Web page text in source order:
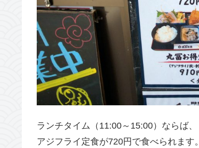
ランチタイム（11:00～15:00）ならば、
アジフライ定食が720円で食べられます。